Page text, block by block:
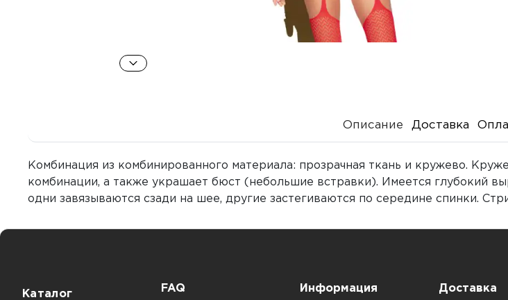
Описание Доставка
Комбинация из комбинированного материала: прозрачная ткань и кружево.
комбинации, а также украшает бюст (небольшие встравки). Имеется глубокий
одни завязываются сзади на шее, другие застегиваются по середине спинки.
Каталог
FAQ Информация Доставка